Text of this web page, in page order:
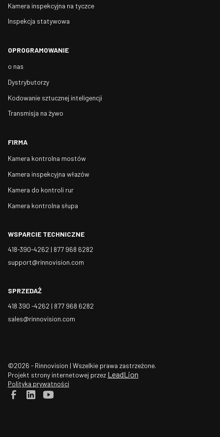
Kamera inspekcyjna na tyczce
Inspekcja statywowa
OPROGRAMOWANIE
o nas
Dystrybutorzy
Kodowanie sztucznej inteligencji
Transmisja na żywo
FIRMA
Kamera kontrolna mostów
Kamera inspekcyjna włazów
Kamera do kontroli rur
Kamera kontrolna słupa
WSPARCIE TECHNICZNE
418-390-4262 | 877 968 6282
support@rinnovision.com
SPRZEDAŻ
418 390 -4262 | 877 968 6282
sales@rinnovision.com
©2026 - Rinnovision | Wszelkie prawa zastrzeżone.
Projekt strony internetowej przez LeadLion
Polityka prywatności